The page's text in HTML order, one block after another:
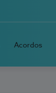
Acordos